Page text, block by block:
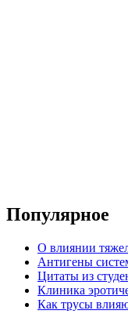
Популярное
О влиянии
Антигены
Цитаты из
Клиника
Как трусы